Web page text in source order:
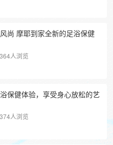
尚 摩耶到家全新的足浴保健
364人浏览
保健体验，享受身心放松的艺
374人浏览